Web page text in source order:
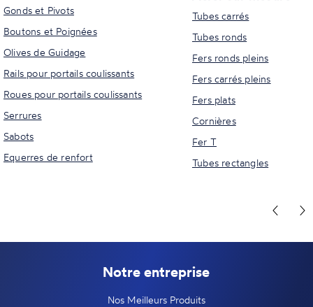
Gonds et Pivots
Boutons et Poignées
Olives de Guidage
Rails pour portails coulissants
Roues pour portails coulissants
Serrures
Sabots
Equerres de renfort
Tubes carrés
Tubes ronds
Fers ronds pleins
Fers carrés pleins
Fers plats
Cornières
Fer T
Tubes rectangles
Notre entreprise
Nos Meilleurs Produits